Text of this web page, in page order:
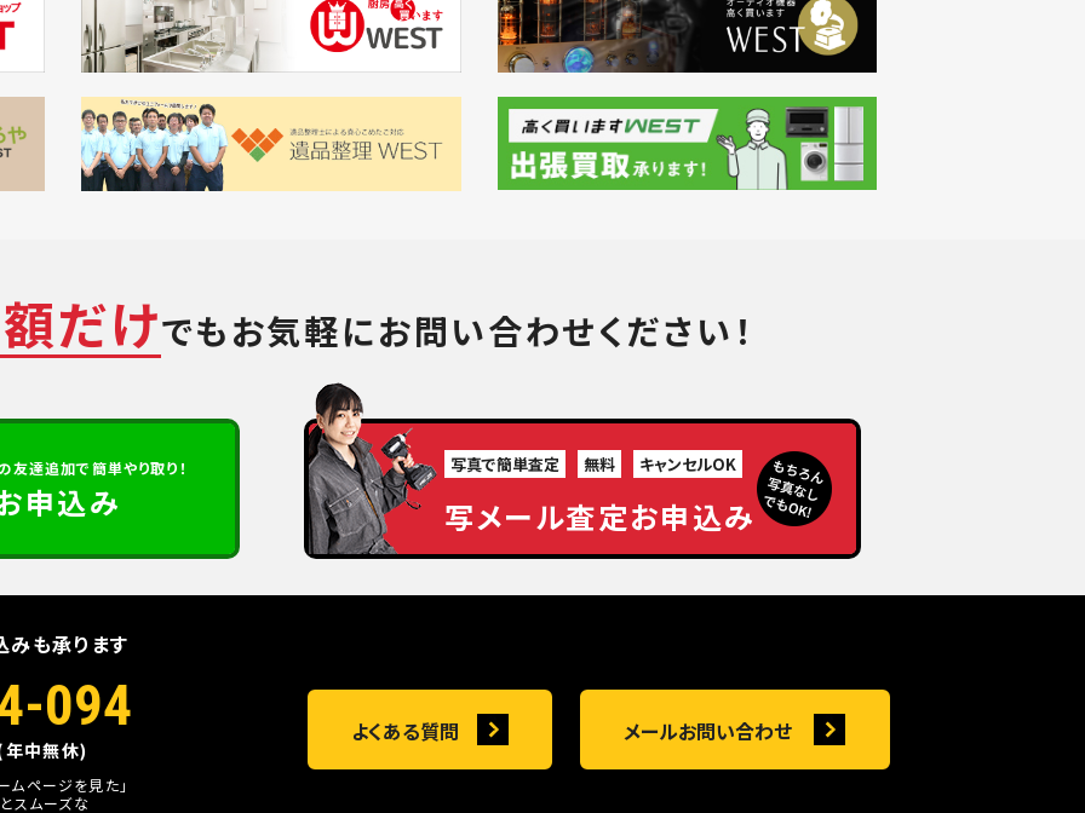
だけでもお気軽にお問い合わせください！
友達追加で簡単やり取り！
申込み
写真で簡単査定 無料 キャンセルOK
写メール査定お申込み
も承ります
094
中無休)
ムページを見た」
スムーズな
よくある質問 メールお問い合わせ